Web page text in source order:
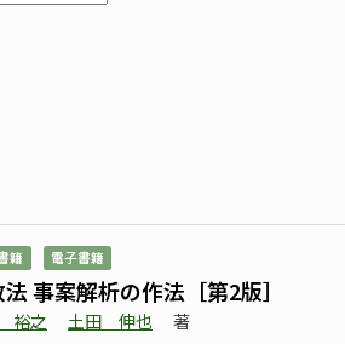
籍 電子書籍
事案解析の作法［第2版］
裕之 土田 伸也
著